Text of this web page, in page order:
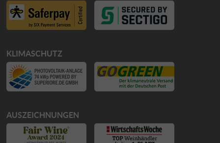
KLIMASCHUTZ
AUSZEICHNUNGEN